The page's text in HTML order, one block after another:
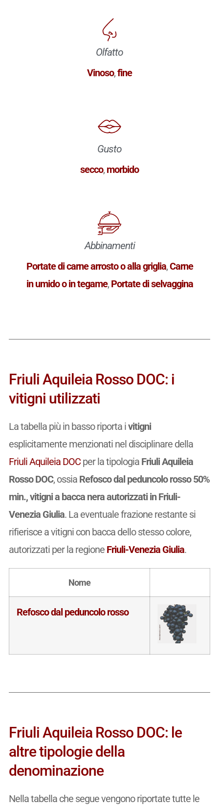
Olfatto
Vinoso,fine
Gusto
secco, morbido
Abbinamenti
Portate di carne arrosto o alla griglia,Carne
in umido o in tegame, Portate di selvaggina
Friuli Aquileia Rosso DOC: i
vitigni utilizzati
La tabella più in basso riporta ivitigni
esplicitamente menzionati nel disciplinare della
Friuli Aquileia DOCper la tipologia Friuli Aquileia
Rosso DOC, ossia Refosco dal peduncolo rosso 50%
min., vitigni a bacca nera autorizzati in Friuli-
Venezia Giulia. La eventuale frazione restante si
rifierisce a vitigni con bacca dello stesso colore,
autorizzati per la regione Friuli-Venezia Giulia.
Nome
Refosco dal peduncolo rosso
Friuli Aquileia Rosso DOC: le
altre tipologie della
denominazione
Nella tabella che segue vengono riportate tutte le